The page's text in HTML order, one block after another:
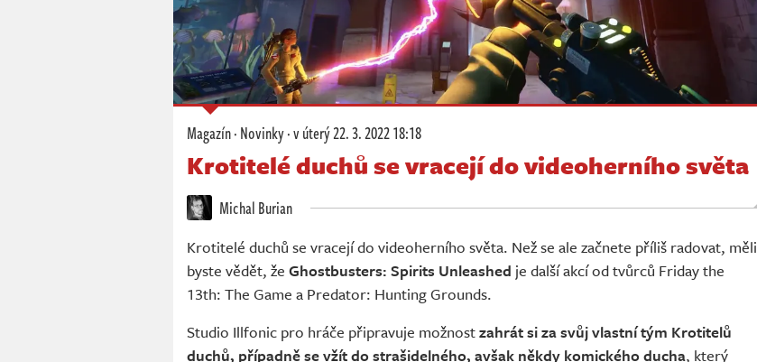
Magazín·Novinky·v úterý22. 3. 2022 18:18
Krotitelé duchů se vracejí do videoherního světa
Michal Burian
Krotitelé duchů se vracejí do videoherního světa. Než se ale začnete příliš radovat, měli
byste vědět, že Ghostbusters: Spirits Unleashed je další akcí od tvůrců Friday the
13th: The Game a Predator: Hunting Grounds.
Studio Illfonic pro hráče připravuje možnostzahrát si za svůj vlastní tým Krotitelů
duchů, případně se vžít do strašidelného, avšak někdy komického ducha, který